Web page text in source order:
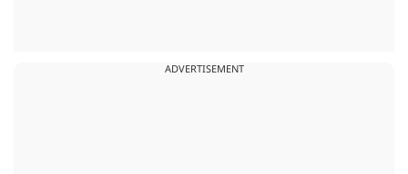
ADVERTISEMENT